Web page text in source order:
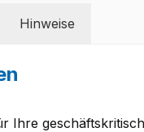
Hinweise
Ihre